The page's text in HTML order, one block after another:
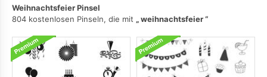
Weihnachtsfeier Pinsel
804 kostenlosen Pinseln, die mit
weihnachtsfeier